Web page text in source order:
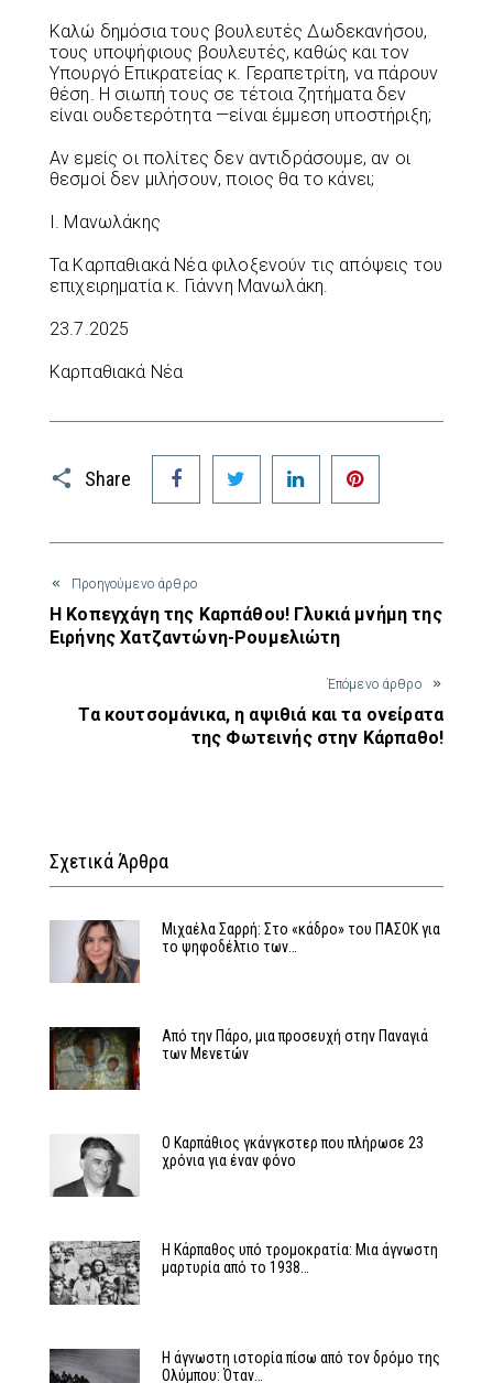
Καλώ δημόσια τους βουλευτές Δωδεκανήσου,
τους υποψήφιους βουλευτές, καθώς και τον
Υπουργό Επικρατείας κ. Γεραπετρίτη, να πάρουν
θέση. Η σιωπή τους σε τέτοια ζητήματα δεν
είναι ουδετερότητα —είναι έμμεση υποστήριξη;
Αν εμείς οι πολίτες δεν αντιδράσουμε, αν οι
θεσμοί δεν μιλήσουν, ποιος θα το κάνει;
Ι. Μανωλάκης
Τα Καρπαθιακά Νέα φιλοξενούν τις απόψεις του
επιχειρηματία κ. Γιάννη Μανωλάκη.
23.7.2025
Καρπαθιακά Νέα
Share
Facebook Twitter LinkedIn
Προηγούμενο άρθρο
Η Κοπεγχάγη της Καρπάθου! Γλυκιά μνήμη της
Ειρήνης Χατζαντώνη-Ρουμελιώτη
Έπόμενο άρθρο
Τα κουτσομάνικα, η αψιθιά και τα ονείρατα
της Φωτεινής στην Κάρπαθο!
Σχετικά Άρθρα
Μιχαέλα Σαρρή: Στο «κάδρο» του ΠΑΣΟΚ για
το ψηφοδέλτιο των…
Από την Πάρο, μια προσευχή στην Παναγιά
των Μενετών
Ο Καρπάθιος γκάνγκστερ που πλήρωσε 23
χρόνια για έναν φόνο
Η Κάρπαθος υπό τρομοκρατία: Μια άγνωστη
μαρτυρία από το 1938…
Η άγνωστη ιστορία πίσω από τον δρόμο της
Ολύμπου: Όταν…